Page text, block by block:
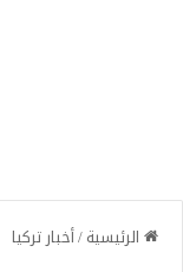
الرئيسية/أخبار تركيا